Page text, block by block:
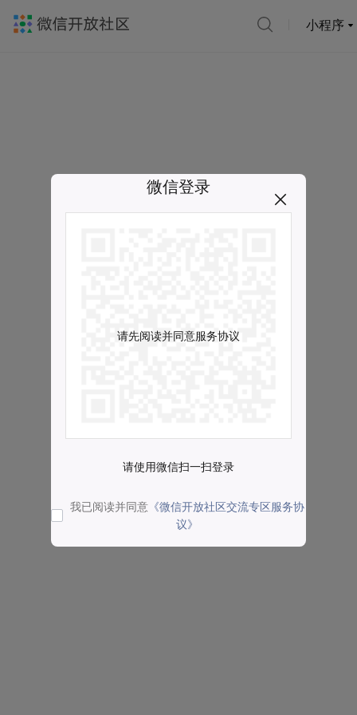
小程序
微信登录
请先阅读并同意服务协议
请使用微信扫一扫登录
我已阅读并同意 《微信开放社区交流专区服务协
议》